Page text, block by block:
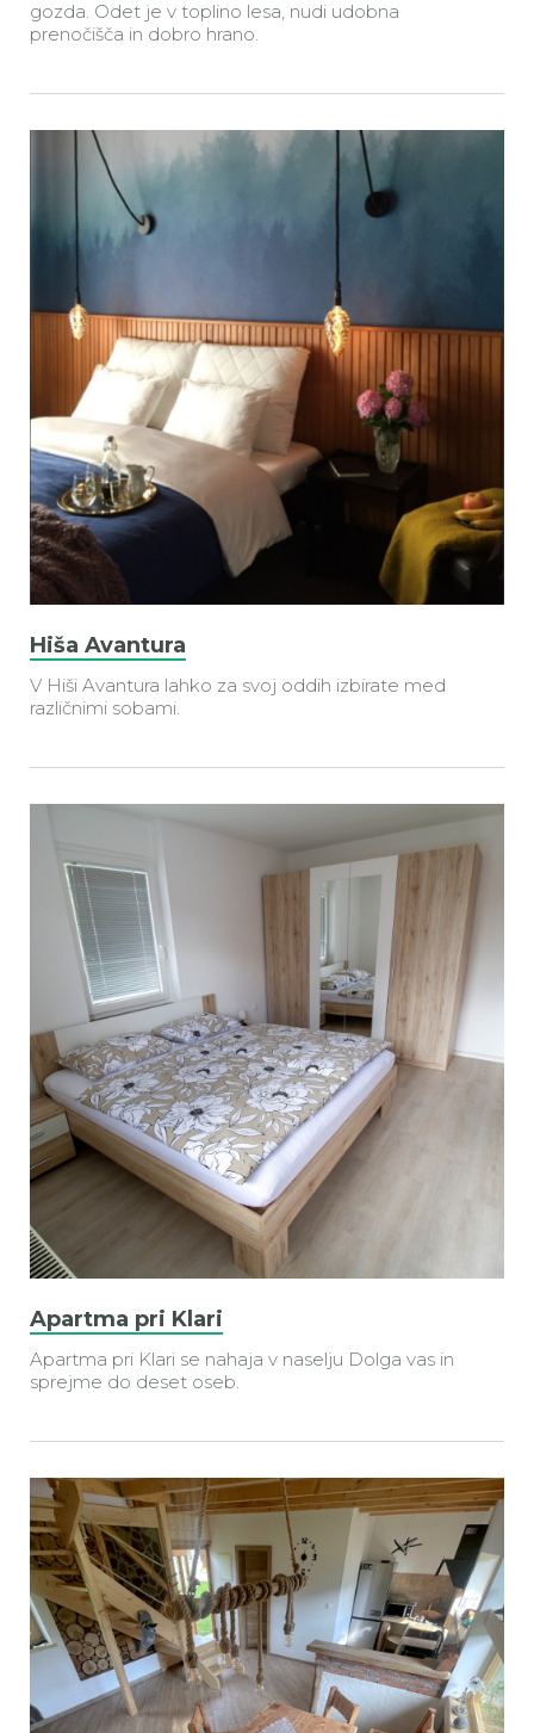
gozda. Odet je v toplino lesa, nudi udobna
prenočišča in dobro hrano.
Hiša Avantura
V Hiši Avantura lahko za svoj oddih izbirate med
različnimi sobami.
Apartma pri Klari
Apartma pri Klari se nahaja v naselju Dolga vas in
sprejme do deset oseb.